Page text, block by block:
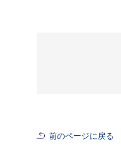
前のページに戻る